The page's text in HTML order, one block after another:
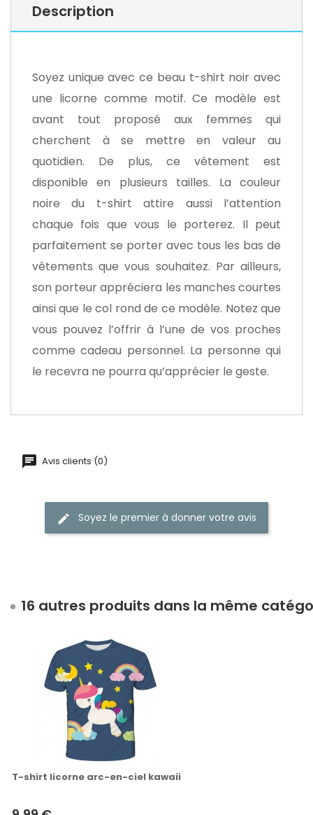
Description
Soyez unique avec ce beau t-shirt noir avec
une licorne comme motif. Ce modèle est
avant tout proposé aux femmes qui
cherchent à se mettre en valeur au
quotidien. De plus, ce vêtement est
disponible en plusieurs tailles. La couleur
noire du t-shirt attire aussi l’attention
chaque fois que vous le porterez. Il peut
parfaitement se porter avec tous les bas de
vêtements que vous souhaitez. Par ailleurs,
son porteur appréciera les manches courtes
ainsi que le col rond de ce modèle. Notez que
vous pouvez l’offrir à l’une de vos proches
comme cadeau personnel. La personne qui
le recevra ne pourra qu’apprécier le geste.
Avis clients (0)
Soyez le premier à donner votre avis
16 autres produits dans la même
T-shirt licorne arc-en-ciel kawaii